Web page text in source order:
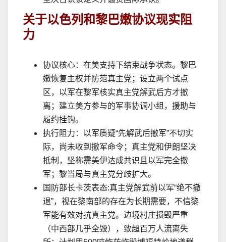
关于以色列和黎巴嫩协议现实阻
力
协议核心：在美支持下结束战争状态。黎巴
嫩恢复主权并防范真主党；设立两个试点
区，以军在黎军核实真主党解武后方才撤
离；建立美方参与的军事协调小组，援助与
履约挂钩。
执行阻力：以军质疑“先解武后撤军”不切实
际，尚未收到撤军命令；真主党和伊朗坚决
抵制，坚称需美伊达成共识且以军完全撤
军；黎当局与真主党分歧扩大。
国防部长卡茨表态:真主党解武前以军“绝不撤
退”，视在黎南部的存在为长期需要，不信黎
军能有效对抗真主党。边境村庄损毁严重
（中西部几乎全毁），致超百万人流离失